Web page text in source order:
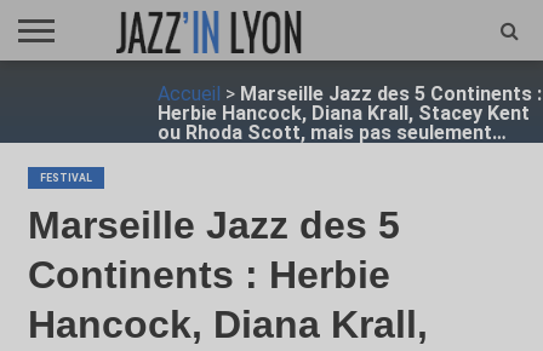
Accueil > Marseille Jazz des 5 Continents :
Herbie Hancock, Diana Krall, Stacey Kent
ou Rhoda Scott, mais pas seulement…
FESTIVAL
Marseille Jazz des 5
Continents : Herbie
Hancock, Diana Krall,